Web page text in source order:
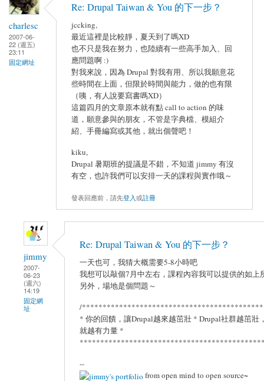
charlesc
2007-06-
22 (週五)
23:11
固定網址
Re: Drupal Taiwan & You 的下一步？
jccking,
最近這裡是比較靜，夏天到了嗎XD
也不只是我在努力，也陸續有一些高手加入、回
應問題啊 :)
對我來說，因為 Drupal 對我有用、所以我願意花
些時間在上面，但限於時間與能力，做的也有限
（咦，有人說要寫書嗎XD）
這篇四月的文章原本就有點 call to action 的味
道，願意參與的朋友，不管是字典檔、模組介
紹、手冊編寫或其他，就出個聲吧！
kiku,
Drupal 暑期班的提議是不錯，不知道 jimmy 有沒
有空，也許我們可以安排一天的課程與實作哦～
發表回應前，請先登入或註冊
jimmy
2007-
06-23
(週六)
14:19
固定網
址
Re: Drupal Taiwan & You 的下一步？
一天也可，我猜大概需要5-8小時吧
我想可以敲個7月中左右，課程內容我可以提供的如上
另外，場地是個問題～
/
* 你的回饋，讓Drupal越來越茁壯 * Drupal社群越茁壯
就越有力量 *
--
from open mind to open source~